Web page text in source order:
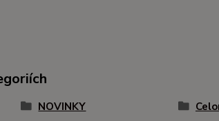
NOVINKY